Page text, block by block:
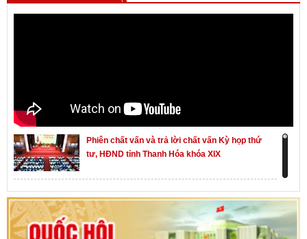
Phiên chất vấn và trả lời chất vấn Kỳ họp thứ
tư, HĐND tỉnh Thanh Hóa khóa XIX
Khai mạc kỳ họp thứ Nhất, Quốc hội khóa XVI